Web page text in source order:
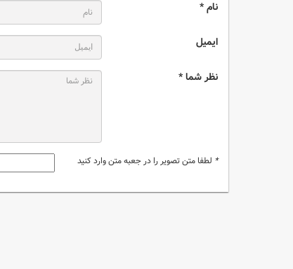
نام *
ایمیل
نظر شما *
* لطفا متن تصویر را در جعبه متن وارد کنید